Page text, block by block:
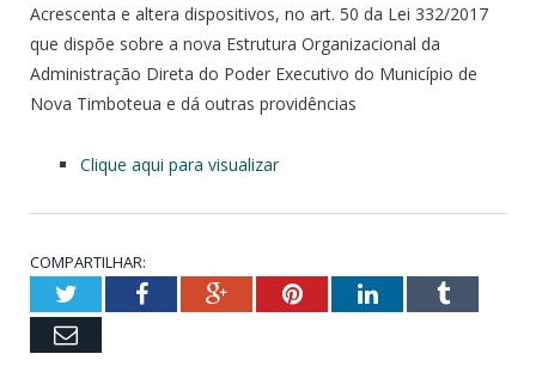
Acrescenta e altera dispositivos, no art. 50 da Lei 332/2017
que dispõe sobre a nova Estrutura Organizacional da
Administração Direta do Poder Executivo do Município de
Nova Timboteua e dá outras providências
Clique aqui para visualizar
COMPARTILHAR:
TwitterFacebookGoogle+PinterestLinkedInTumblr
Email